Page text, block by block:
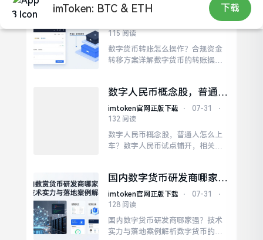
imToken: BTC & ETH 下载
数字货币转账怎么操作？合
⋅
115 阅读
数字货币转账怎么操作？合规资金
转移方案详解数字货币的转账操
快，秒到且手续费低，但仅限于同
一平台内的账户划转。说白了，数
字货币转账方案的核心不是“怎么
卡、不出错”。
数字人民币概念股，普通人
怎么上车？
imtoken官网正版下载 ⋅ 07-31
⋅
132 阅读
数字人民币概念股，普通人怎么上
车？数字人民币试点铺开，相关股
产业链的大洗牌。那些蹭概念说“我
们支持数字人民币”的，多半是凑热
闹。数字人民币可编程，能搞定向
底，数字人民币是国策，长期方向
不会变。
国内数字货币研发商哪家
强？技术实力与落地案例解
析
imtoken官网正版下载 ⋅ 07-31
⋅
128 阅读
国内数字货币研发商哪家强？技术
实力与落地案例解析数字货币的浪